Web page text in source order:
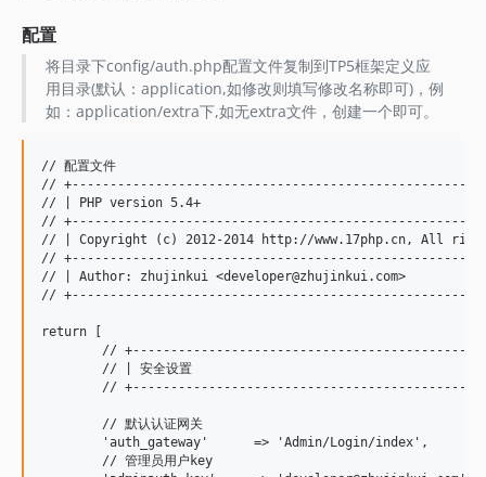
配置
将目录下config/auth.php配置文件复制到TP5框架定义应
用目录(默认：application,如修改则填写修改名称即可)，例
如：application/extra下,如无extra文件，创建一个即可。
// 配置文件
//
// | PHP version 5.4+
//
// | Copyright (c) 2012-2014 http://www.17php.cn, All
//
// | Author: zhujinkui <developer@zhujinkui.com>
//
return [